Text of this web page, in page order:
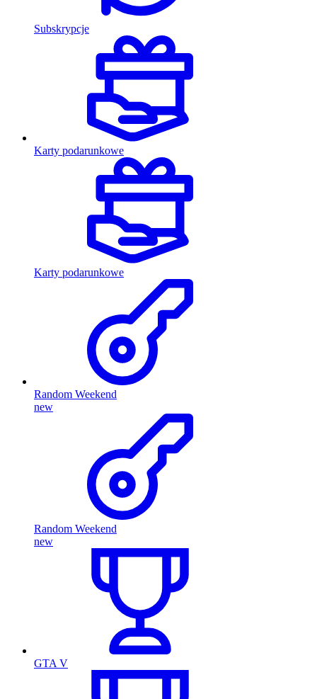
Subskrypcje
Karty podarunkowe
Karty podarunkowe
Random Weekend
new
Random Weekend
new
GTA V